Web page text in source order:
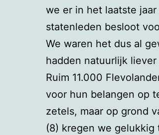
we er in het laatste
statenleden besloot
We waren het dus al
hadden natuurlijk
Ruim 11.000
voor hun belangen op
zetels, maar op grond
(8) kregen we